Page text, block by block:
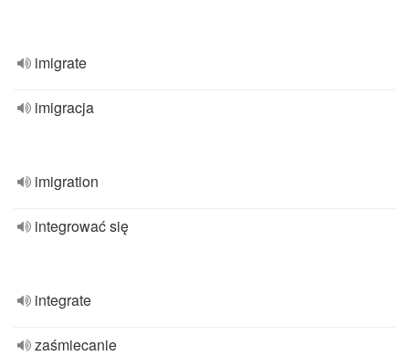
imigrate
imigracja
imigration
integrować się
integrate
zaśmiecanie